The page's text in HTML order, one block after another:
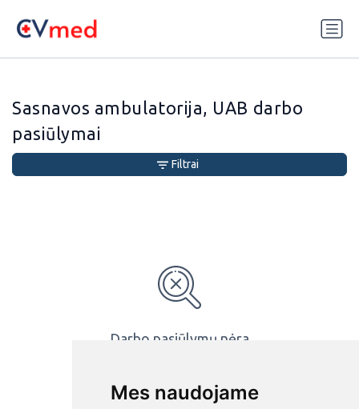
Mes naudojame
Sasnavos ambulatorija, UAB darbo
pasiūlymai
Darbo pasiūlymų nėra
Filtrai